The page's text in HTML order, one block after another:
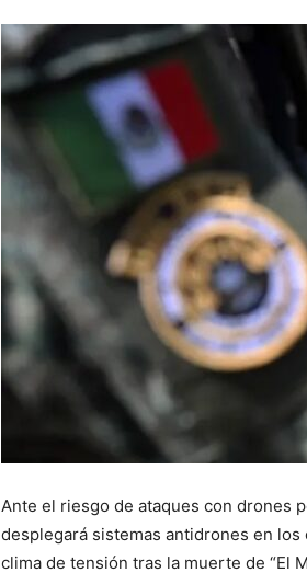
Ante el riesgo de ataques con drones
desplegará sistemas antidrones en
clima de tensión tras la muerte de “El